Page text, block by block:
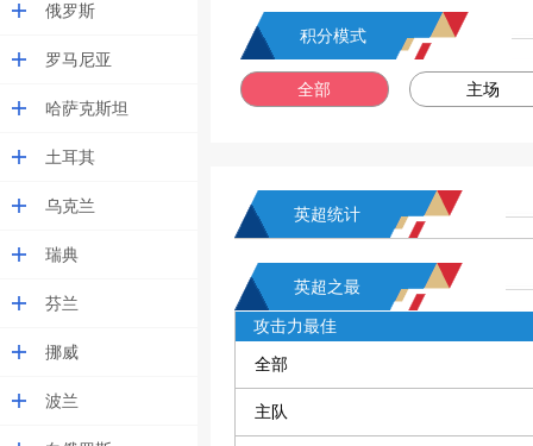
俄罗斯
罗马尼亚
哈萨克斯坦
土耳其
乌克兰
瑞典
芬兰
挪威
波兰
积分模式
全部 主场
英超统计
英超之最
攻击力最佳
全部
主队